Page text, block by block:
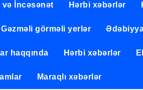
Sevda Muxtar qızı Alverdiyevanın
Sevindik Nəsiboğlu
və İncəsənət Hərbi xəbərlər
Gəzməli görməli yerlər
haqqında Hərbi xəbərlər
Maraqlı xəbərlər